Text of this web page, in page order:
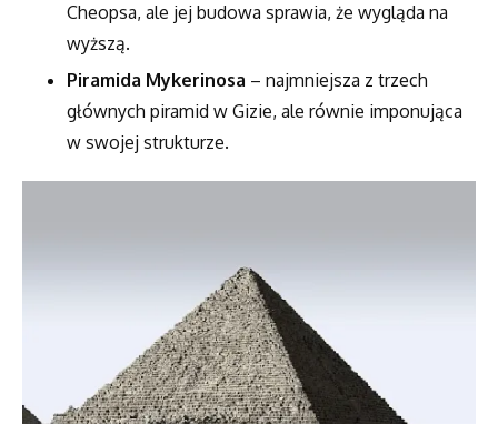
Cheopsa, ale jej budowa sprawia, że wygląda na
wyższą.
Piramida Mykerinosa – najmniejsza z trzech
głównych piramid w Gizie, ale równie imponująca
w swojej strukturze.